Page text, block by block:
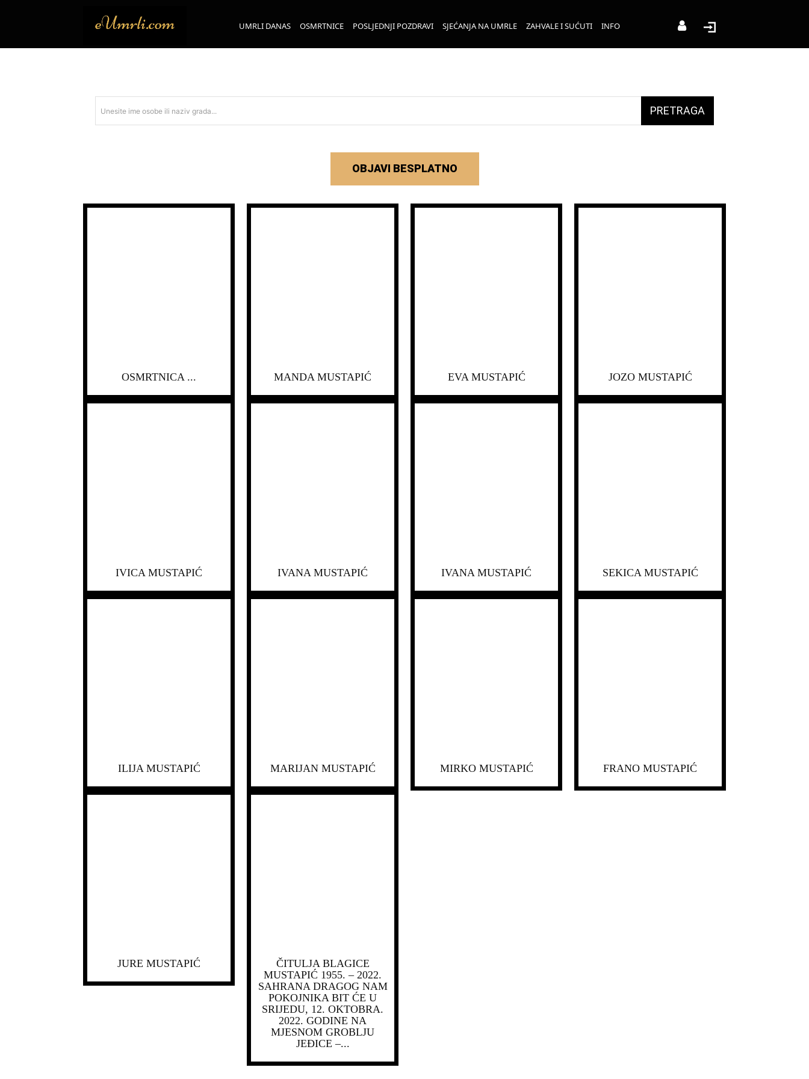
UMRLI DANAS OSMRTNICE POSLJEDNJI POZDRAVI SJEĆANJA NA UMRLE ZAHVALE I SUĆUTI INFO
Unesite ime osobe ili naziv grada... PRETRAGA
OBJAVI BESPLATNO
OSMRTNICA ... MANDA MUSTAPIĆ EVA MUSTAPIĆ JOZO MUSTAPIĆ
IVICA MUSTAPIĆ IVANA MUSTAPIĆ IVANA MUSTAPIĆ SEKICA MUSTAPIĆ
ILIJA MUSTAPIĆ MARIJAN MUSTAPIĆ MIRKO MUSTAPIĆ FRANO MUSTAPIĆ
JURE MUSTAPIĆ
ČITULJA BLAGICE
MUSTAPIĆ 1955. – 2022.
SAHRANA DRAGOG NAM
POKOJNIKA BIT ĆE U
SRIJEDU, 12. OKTOBRA.
2022. GODINE NA
MJESNOM GROBLJU
JEĐICE –...